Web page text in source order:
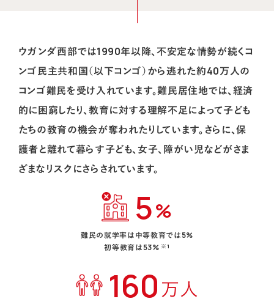
ウガンダ西部では1990年以降、不安定な情勢が続くコ
ンゴ民主共和国（以下コンゴ）から逃れた約40万人の
コンゴ難民を受け入れています。難民居住地では、経済
的に困窮したり、教育に対する理解不足によって子ども
たちの教育の機会が奪われたりしています。さらに、保
護者と離れて暮らす子ども、女子、障がい児などがさま
ざまなリスクにさらされています。
5%
難民の就学率は中等教育では5%
初等教育は53% ※1
160万人